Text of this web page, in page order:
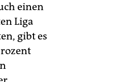
einen
Liga
gibt es